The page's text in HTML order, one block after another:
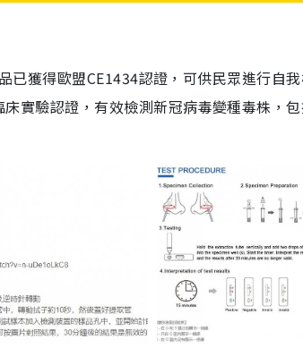
獲得歐盟CE1434認證，可供民眾進行自
實驗認證，有效檢測新冠病毒變種毒株，